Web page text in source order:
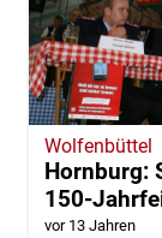
Wolfenbüttel
Hornburg:
150-
vor 13 Jahren